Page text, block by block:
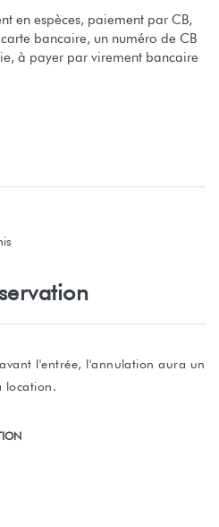
en espèces, paiement par CB,
bancaire, un numéro de CB
à payer par virement bancaire
l'entrée, l'annulation aura un
location.